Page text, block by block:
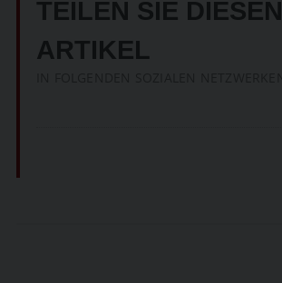
TEILEN SIE DIESEN
ARTIKEL